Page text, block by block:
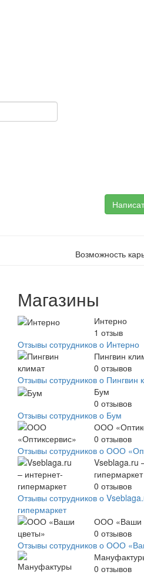
Возможность
Магазины
Интерно
1 отзыв
Отзывы сотрудников о Интерно
Пингвин
0 отзывов
Отзывы сотрудников о Пингвин
Бум
0 отзывов
Отзывы сотрудников о Бум
ООО
0 отзывов
Отзывы сотрудников о ООО
Vseblaga.ru
гипермаркет
0 отзывов
Отзывы сотрудников о
гипермаркет
ООО «Ваши
0 отзывов
Отзывы сотрудников о ООО
0 отзывов